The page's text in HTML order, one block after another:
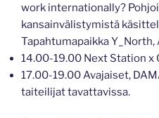
work internationally?
kansainvälistymistä
Tapahtumapaikka
14.00-19.00 Next Station
17.00-19.00 Avajaiset,
taiteilijat tavattavissa.